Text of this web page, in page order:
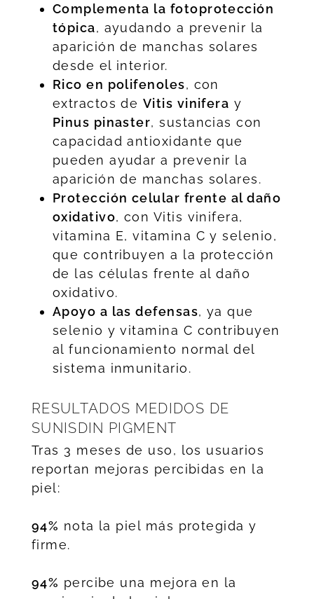
Complementa la fotoprotección
tópica, ayudando a prevenir la
aparición de manchas solares
desde el interior.
Rico en polifenoles, con
extractos de Vitis vinifera y
Pinus pinaster, sustancias con
capacidad antioxidante que
pueden ayudar a prevenir la
aparición de manchas solares.
Protección celular frente al daño
oxidativo, con Vitis vinifera,
vitamina E, vitamina C y selenio,
que contribuyen a la protección
de las células frente al daño
oxidativo.
Apoyo a las defensas, ya que
selenio y vitamina C contribuyen
al funcionamiento normal del
sistema inmunitario.
RESULTADOS MEDIDOS DE
SUNISDIN PIGMENT
Tras 3 meses de uso, los usuarios
reportan mejoras percibidas en la
piel:
94% nota la piel más protegida y
firme.
94% percibe una mejora en la